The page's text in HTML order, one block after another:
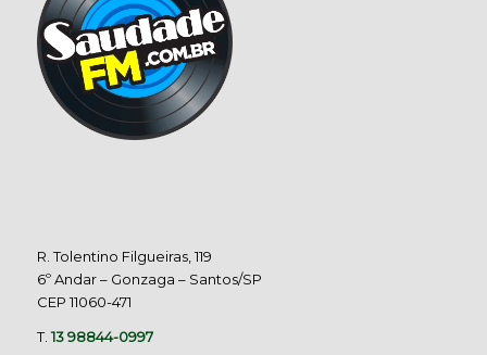
R. Tolentino Filgueiras, 119
6º Andar – Gonzaga – Santos/SP
CEP 11060-471
T.13 98844-0997